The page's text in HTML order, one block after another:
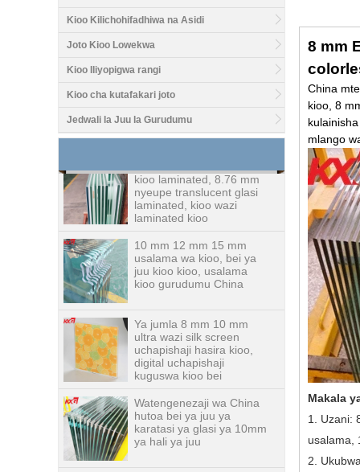
Kioo Kilichohifadhiwa na Asidi
Joto Kioo Lowekwa
Kioo Iliyopigwa rangi
Kioo cha kutafakari joto
Jedwali la Juu la Gurudumu
kioo kioo kiwanda, 12 mm
fabricators juu ya China
8.76 mm nyeupe bei ya
laminated, kioo wazi
laminated kioo
10 mm 12 mm 15 mm
juu kioo kioo, usalama
kioo gurudumu China
uchapishaji hasira kioo,
digital uchapishaji
kuguswa kioo bei
Watengenezaji wa China
karatasi ya glasi ya 10mm
ya hali ya juu
8 mm
China
kioo, 8
mlango
Makala
1. Uzani:
usalama,
2.